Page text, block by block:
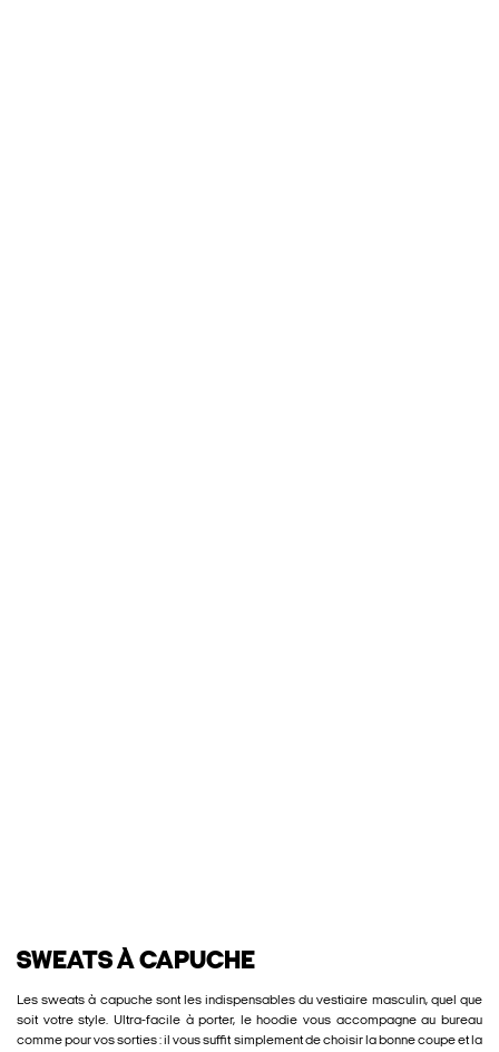
SWEATS À CAPUCHE
Les sweats à capuche sont les indispensables du vestiaire masculin, quel que
soit votre style. Ultra-facile à porter, le hoodie vous accompagne au bureau
comme pour vos sorties : il vous suffit simplement de choisir la bonne coupe et la